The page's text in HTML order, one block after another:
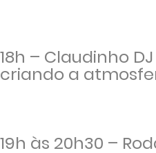
18h – Claudinho
criando a
19h às 20h30 –